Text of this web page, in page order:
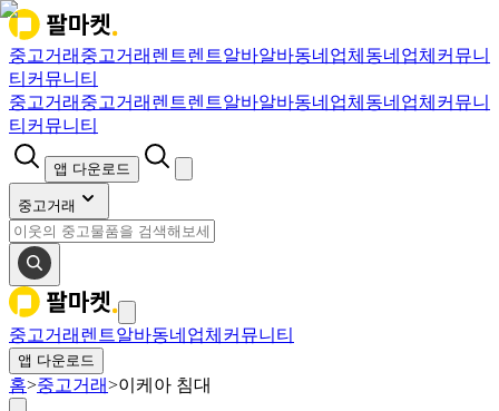
중고거래 중고거래 렌트렌트알바알바동네업체 동네업체 커뮤니
티 커뮤니티
중고거래 중고거래 렌트렌트알바알바동네업체 동네업체 커뮤니
티 커뮤니티
앱 다운로드
중고거래
중고거래 렌트알바동네업체 커뮤니티
앱 다운로드
홈>중고거래>이케아 침대